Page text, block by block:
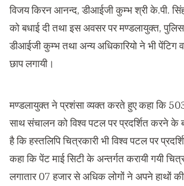
विजय किरन आनन्द, डीआईजी कुम्भ श्री के.पी.
को बधाई दी तथा इस अवसर पर मण्डलायुक्त, पुलिस
डीआईजी कुम्भ तथा अन्य अधिकारियो ने भी पेंटिग
छाप लगायी।
मण्डलायुक्त ने प्रशंसा व्यक्त करते हुए कहा कि
साथ संचालन को विश्व पटल पर प्रदर्शित करने के
है कि हस्तलिपि चित्रकारी भी विश्व पटल पर
कहा कि पेंट माई सिटी के अन्तर्गत करायी गयी
लगातार 07 हजार से अधिक लोगों ने अपने हाथों